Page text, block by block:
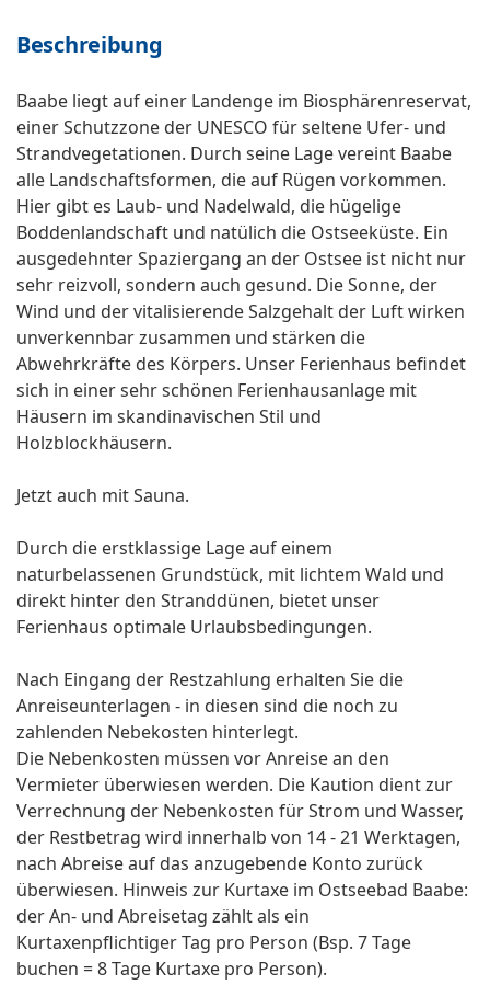
Beschreibung
Baabe liegt auf einer Landenge im Biosphärenreservat,
einer Schutzzone der UNESCO für seltene Ufer- und
Strandvegetationen. Durch seine Lage vereint Baabe
alle Landschaftsformen, die auf Rügen vorkommen.
Hier gibt es Laub- und Nadelwald, die hügelige
Boddenlandschaft und natülich die Ostseeküste. Ein
ausgedehnter Spaziergang an der Ostsee ist nicht nur
sehr reizvoll, sondern auch gesund. Die Sonne, der
Wind und der vitalisierende Salzgehalt der Luft wirken
unverkennbar zusammen und stärken die
Abwehrkräfte des Körpers. Unser Ferienhaus befindet
sich in einer sehr schönen Ferienhausanlage mit
Häusern im skandinavischen Stil und
Holzblockhäusern.
Jetzt auch mit Sauna.
Durch die erstklassige Lage auf einem
naturbelassenen Grundstück, mit lichtem Wald und
direkt hinter den Stranddünen, bietet unser
Ferienhaus optimale Urlaubsbedingungen.
Nach Eingang der Restzahlung erhalten Sie die
Anreiseunterlagen - in diesen sind die noch zu
zahlenden Nebekosten hinterlegt.
Die Nebenkosten müssen vor Anreise an den
Vermieter überwiesen werden. Die Kaution dient zur
Verrechnung der Nebenkosten für Strom und Wasser,
der Restbetrag wird innerhalb von 14 - 21 Werktagen,
nach Abreise auf das anzugebende Konto zurück
überwiesen. Hinweis zur Kurtaxe im Ostseebad Baabe:
der An- und Abreisetag zählt als ein
Kurtaxenpflichtiger Tag pro Person (Bsp. 7 Tage
buchen = 8 Tage Kurtaxe pro Person).